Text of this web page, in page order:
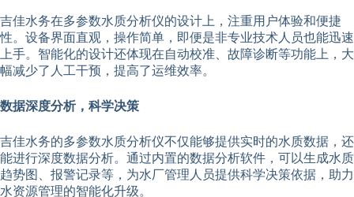
吉佳水务在多参数水质分析仪的设计上，注重用户体验和便捷
性。设备界面直观，操作简单，即便是非专业技术人员也能迅速
上手。智能化的设计还体现在自动校准、故障诊断等功能上，大
幅减少了人工干预，提高了运维效率。
数据深度分析，科学决策
吉佳水务的多参数水质分析仪不仅能够提供实时的水质数据，还
能进行深度数据分析。通过内置的数据分析软件，可以生成水质
趋势图、报警记录等，为水厂管理人员提供科学决策依据，助力
水资源管理的智能化升级。